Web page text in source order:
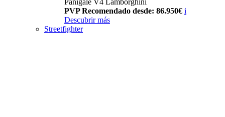
Panigale V4 Lamborghini
PVP Recomendado desde: 86.950€ i
Descubrir más
Streetfighter